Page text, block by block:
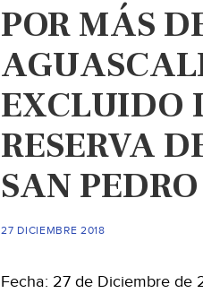
POR MÁS
EXCLUIDO
RESERVA
SAN
27 DICIEMBRE 2018
Fecha: 27 de Diciembre de